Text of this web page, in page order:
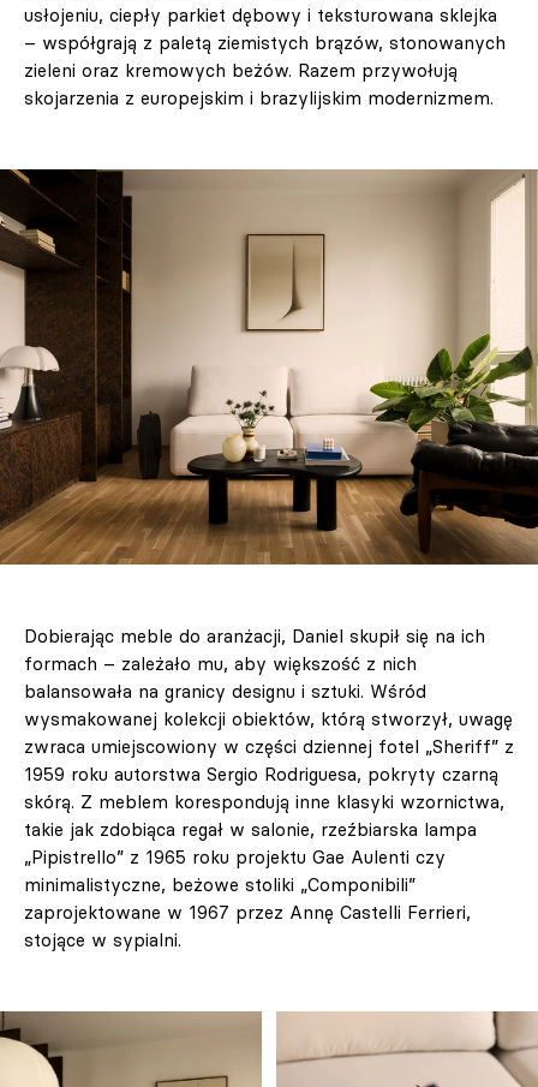
usłojeniu, ciepły parkiet dębowy i teksturowana sklejka
– współgrają z paletą ziemistych brązów, stonowanych
zieleni oraz kremowych beżów. Razem przywołują
skojarzenia z europejskim i brazylijskim modernizmem.
Dobierając meble do aranżacji, Daniel skupił się na ich
formach – zależało mu, aby większość z nich
balansowała na granicy designu i sztuki. Wśród
wysmakowanej kolekcji obiektów, którą stworzył, uwagę
zwraca umiejscowiony w części dziennej fotel „Sheriff” z
1959 roku autorstwa Sergio Rodriguesa, pokryty czarną
skórą. Z meblem korespondują inne klasyki wzornictwa,
takie jak zdobiąca regał w salonie, rzeźbiarska lampa
„Pipistrello” z 1965 roku projektu Gae Aulenti czy
minimalistyczne, beżowe stoliki „Componibili”
zaprojektowane w 1967 przez Annę Castelli Ferrieri,
stojące w sypialni.